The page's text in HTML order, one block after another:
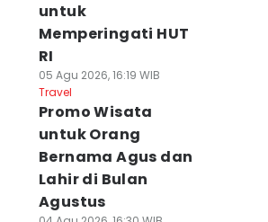
untuk
Memperingati HUT
RI
05 Agu 2026, 16:19 WIB
Travel
Promo Wisata
untuk Orang
Bernama Agus dan
Lahir di Bulan
Agustus